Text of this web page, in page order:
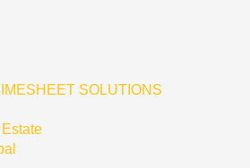
SOLUTIONS